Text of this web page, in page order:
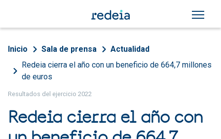
Sobrescribir enlaces de
Inicio Sala de prensa
Actualidad
Redeia cierra el año con un beneficio de 664,7 millones
de euros
Resultados del ejercicio 2022
Redeia cierra el año con